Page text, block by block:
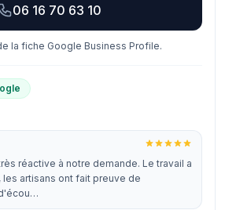
06 16 70 63 10
la fiche Google Business Profile.
réactive à notre demande. Le travail a
artisans ont fait preuve de